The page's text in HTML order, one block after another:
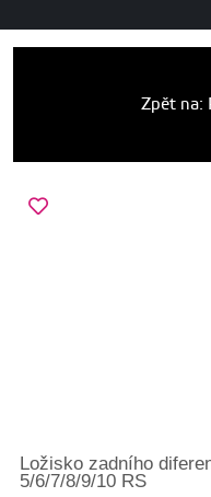
Zpět na:
Ložisko zadního
5/6/7/8/9/10 RS